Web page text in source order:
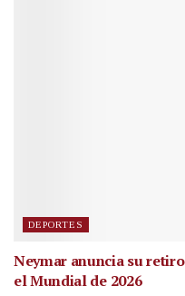
DEPORTES
Neymar anuncia su
el Mundial de 2026